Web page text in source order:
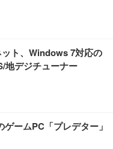
ト、Windows 7対応の
地デジチューナー
ームPC「プレデター」